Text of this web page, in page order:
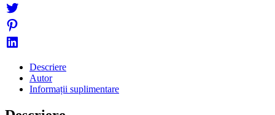
Descriere
Autor
Informații suplimentare